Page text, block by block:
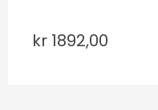
kr 1892,00